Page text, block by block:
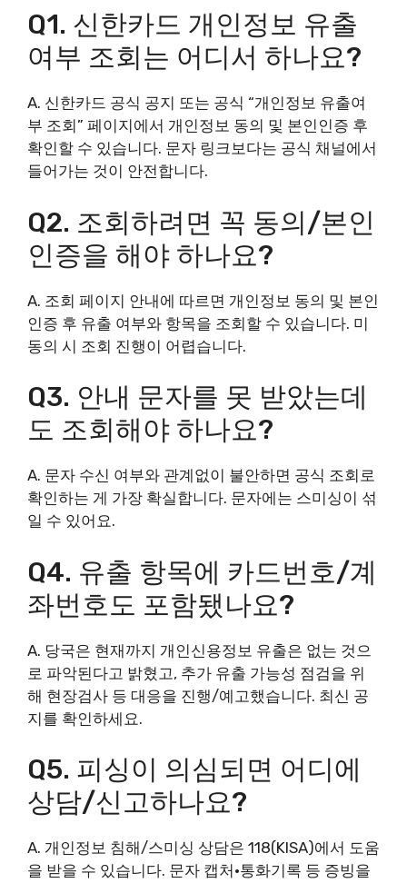
Q1. 신한카드 개인정보 유출
여부 조회는 어디서 하나요?
A. 신한카드 공식 공지 또는 공식 “개인정보 유출여
부 조회” 페이지에서 개인정보 동의 및 본인인증 후
확인할 수 있습니다. 문자 링크보다는 공식 채널에서
들어가는 것이 안전합니다.
Q2. 조회하려면 꼭 동의/본인
인증을 해야 하나요?
A. 조회 페이지 안내에 따르면 개인정보 동의 및 본인
인증 후 유출 여부와 항목을 조회할 수 있습니다. 미
동의 시 조회 진행이 어렵습니다.
Q3. 안내 문자를 못 받았는데
도 조회해야 하나요?
A. 문자 수신 여부와 관계없이 불안하면 공식 조회로
확인하는 게 가장 확실합니다. 문자에는 스미싱이 섞
일 수 있어요.
Q4. 유출 항목에 카드번호/계
좌번호도 포함됐나요?
A. 당국은 현재까지 개인신용정보 유출은 없는 것으
로 파악된다고 밝혔고, 추가 유출 가능성 점검을 위
해 현장검사 등 대응을 진행/예고했습니다. 최신 공
지를 확인하세요.
Q5. 피싱이 의심되면 어디에
상담/신고하나요?
A. 개인정보 침해/스미싱 상담은 118(KISA)에서 도움
을 받을 수 있습니다. 문자 캡처·통화기록 등 증빙을